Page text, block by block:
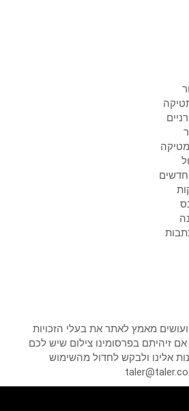
חדשים
ועושים מאמץ לאתר את בעלי הזכויות
אם זיהיתם בפרסומינו צילום שיש לכם
אלינו ולבקש לחדול מהשימוש